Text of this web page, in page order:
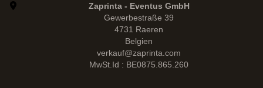
Zaprinta - Eventus GmbH
Gewerbestraße 39
4731 Raeren
Belgien
verkauf@zaprinta.com
MwSt.Id : BE0875.865.260